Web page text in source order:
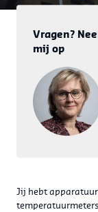
Vragen?
mij op
Jij hebt